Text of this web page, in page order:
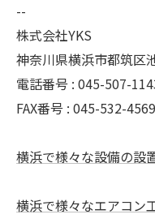
--
株式会社YKS
神奈川県横浜市都筑区
電話番号 : 045-507-
FAX番号 : 045-532-4569
横浜で様々な設備の設
横浜で様々なエアコン